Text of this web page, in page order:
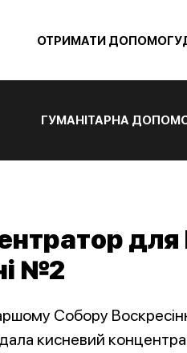
ОТРИМАТИ ДОПОМОГУ
ГУМАНІТАРНА
для
№2
Собору
кисневий